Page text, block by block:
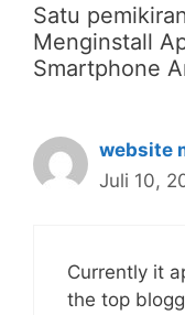
Satu
Menginstall
Smartphone
website
Juli 10,
Currently it
the top